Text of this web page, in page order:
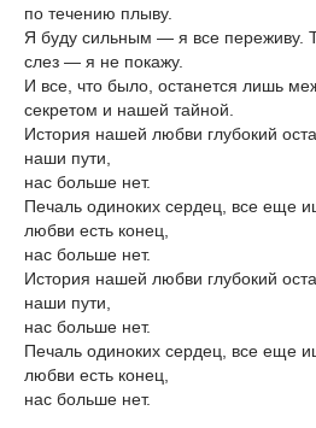
по течению плыву.
Я буду сильным — я все переживу.
слез — я не покажу.
И все, что было, останется лишь
секретом и нашей тайной.
История нашей любви глубокий
наши пути,
нас больше нет.
Печаль одиноких сердец, все еще
любви есть конец,
нас больше нет.
История нашей любви глубокий
наши пути,
нас больше нет.
Печаль одиноких сердец, все еще
любви есть конец,
нас больше нет.